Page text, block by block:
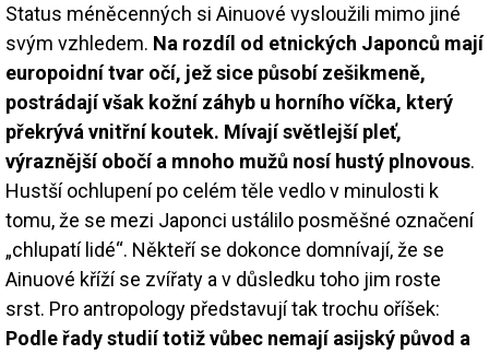
Status méněcenných si Ainuové vysloužili mimo jiné
svým vzhledem. Na rozdíl od etnických Japonců mají
europoidní tvar očí, jež sice působí zešikmeně,
postrádají však kožní záhyb u horního víčka, který
překrývá vnitřní koutek. Mívají světlejší pleť,
výraznější obočí a mnoho mužů nosí hustý plnovous.
Hustší ochlupení po celém těle vedlo v minulosti k
tomu, že se mezi Japonci ustálilo posměšné označení
„chlupatí lidé“. Někteří se dokonce domnívají, že se
Ainuové kříží se zvířaty a v důsledku toho jim roste
srst. Pro antropology představují tak trochu oříšek:
Podle řady studií totiž vůbec nemají asijský původ a